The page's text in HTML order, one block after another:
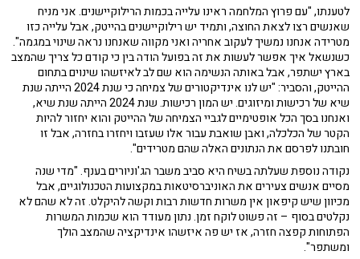
לטענתו, "עם פרוץ המלחמה ראינו עלייה בכמות הרילוקיישנים. אני מניח
שאנשים רצו לצאת החוצה, ותמיד יש רילוקיישנים בהייטק, אבל עלייה כזו
מטרידה אנחנו נמשיך לעקוב אחריה ואני מקווה שאנחנו נראה שינוי במגמה".
כשנשאל איך אפשר לעשות את זה בפועל הודה בין כי קודם כל צריך שהמצב
בארץ ישתפר, אבל באותה הנשימה הוא שם לב לאיזשהו שינוים בתחום
ההייטק, והסביר: "יש לנו אינדיקטורים של צמיחה כי שנת 2024 הייתה שנת
שיא של רכישות ומיזוגים. יש המון רכישות. שנת 2024 הייתה שנת שיא,
ואנחנו בסך הכל אופטימיים לגביי הצמיחה של ההייטק והוא יחזור להיות
הקטר של הכלכלה, ואבן שואבת עבור אלו שעזבו ויחזרו בחזרה, אבל זו
חובתנו לפרסם את הנתונים האלה שהם מטרידים".
נקודה נוספת שעלתה בשיח היא סביב משבר הג'וניורים בענף. "מדי שנה
מסיים אנשים צעירים את האוניברסיטאות במקצועות הטכנולוגיים, אבל
מכיוון שיש קיפאון אין משרות חדשות רבות וקשה להיקלט. זה לא שהם לא
נקלטים בסוף – זה פשוט לוקח זמן. נתון מעודד הוא שכמות המשרות
הפתוחות קפצה חזרה, אז יש פה איזשהו אינדיקציה שהמצב הולך
ומשתפר".